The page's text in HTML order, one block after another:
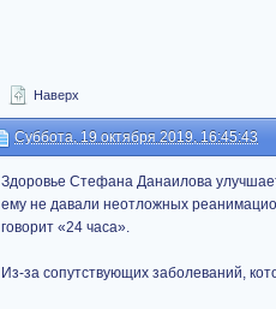
Наверх
Суббота, 19 октября 2019, 16:45:43
Здоровье Стефана Данаилова
ему не давали неотложных
говорит «24 часа».
Из-за сопутствующих заболеваний,